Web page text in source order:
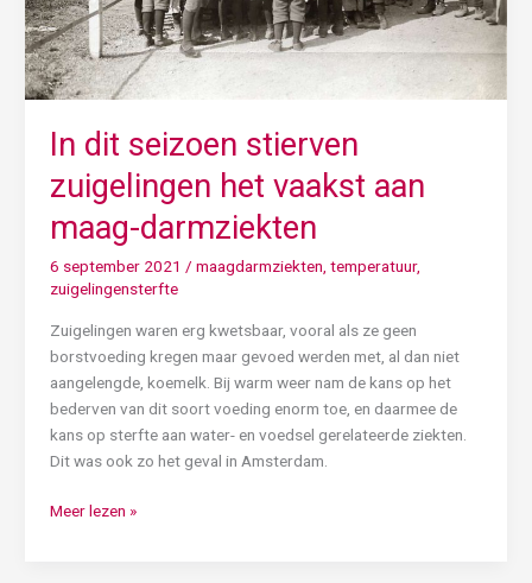
In dit seizoen stierven
zuigelingen het vaakst aan
maag-darmziekten
6 september 2021 / maagdarmziekten temperatuur,
zuigelingensterfte
Zuigelingen waren erg kwetsbaar, vooral als ze geen
borstvoeding kregen maar gevoed werden met, al dan niet
aangelengde, koemelk. Bij warm weer nam de kans op het
bederven van dit soort voeding enorm toe, en daarmee de
kans op sterfte aan water- en voedsel gerelateerde ziekten.
Dit was ook zo het geval in Amsterdam.
darmziekten
Meer lezen »